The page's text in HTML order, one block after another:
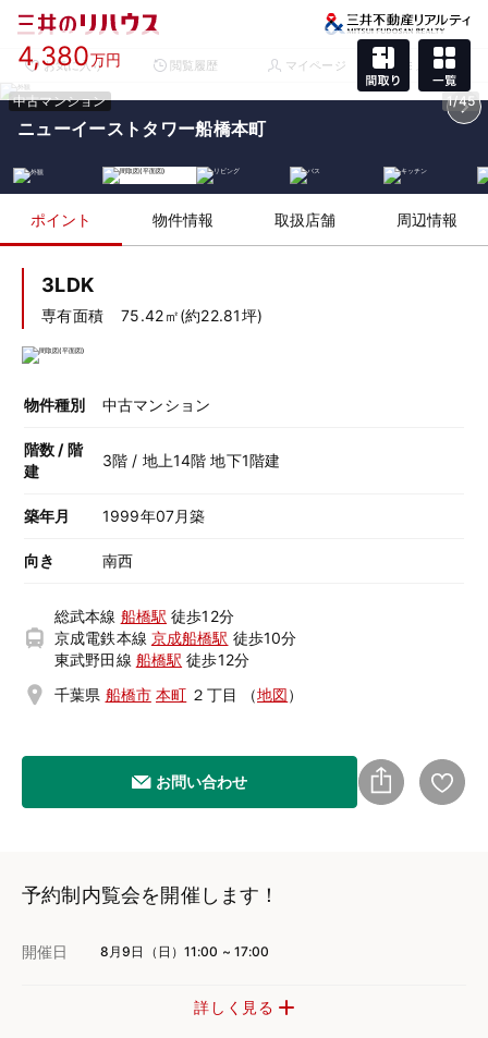
お気に入り 閲覧履歴 マイページ メニュー
中古マンション 1/45
4,380万円
ニューイーストタワー船橋本町
ポイント 物件情報 取扱店舗 周辺情報
3LDK
専有面積 75.42㎡(約22.81坪)
物件種別 中古マンション
階数 / 階
建
3階 / 地上14階 地下1階建
築年月 1999年07月築
向き 南西
総武本線 船橋駅 徒歩12分
京成電鉄本線 京成船橋駅 徒歩10分
東武野田線 船橋駅 徒歩12分
千葉県 船橋市 本町 ２丁目 （地図）
お問い合わせ
予約制内覧会を開催します！
開催日 8月9日（日）11:00 ~ 17:00
詳しく見る